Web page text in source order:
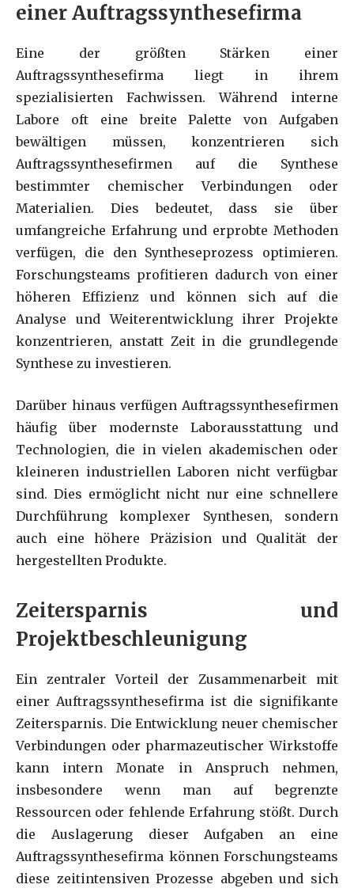
einer Auftragssynthesefirma
Eine der größten Stärken einer
Auftragssynthesefirma liegt in ihrem
spezialisierten Fachwissen. Während interne
Labore oft eine breite Palette von Aufgaben
bewältigen müssen, konzentrieren sich
Auftragssynthesefirmen auf die Synthese
bestimmter chemischer Verbindungen oder
Materialien. Dies bedeutet, dass sie über
umfangreiche Erfahrung und erprobte Methoden
verfügen, die den Syntheseprozess optimieren.
Forschungsteams profitieren dadurch von einer
höheren Effizienz und können sich auf die
Analyse und Weiterentwicklung ihrer Projekte
konzentrieren, anstatt Zeit in die grundlegende
Synthese zu investieren.
Darüber hinaus verfügen Auftragssynthesefirmen
häufig über modernste Laborausstattung und
Technologien, die in vielen akademischen oder
kleineren industriellen Laboren nicht verfügbar
sind. Dies ermöglicht nicht nur eine schnellere
Durchführung komplexer Synthesen, sondern
auch eine höhere Präzision und Qualität der
hergestellten Produkte.
Zeitersparnis und
Projektbeschleunigung
Ein zentraler Vorteil der Zusammenarbeit mit
einer Auftragssynthesefirma ist die signifikante
Zeitersparnis. Die Entwicklung neuer chemischer
Verbindungen oder pharmazeutischer Wirkstoffe
kann intern Monate in Anspruch nehmen,
insbesondere wenn man auf begrenzte
Ressourcen oder fehlende Erfahrung stößt. Durch
die Auslagerung dieser Aufgaben an eine
Auftragssynthesefirma können Forschungsteams
diese zeitintensiven Prozesse abgeben und sich